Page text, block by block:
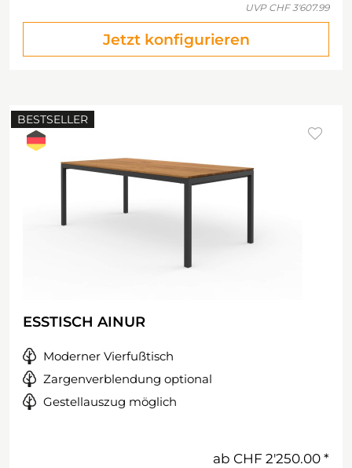
UVP CHF 3'607.99
Jetzt konfigurieren
BESTSELLER
ESSTISCH AINUR
Moderner Vierfußtisch
Zargenverblendung optional
Gestellauszug möglich
ab CHF 2'250.00